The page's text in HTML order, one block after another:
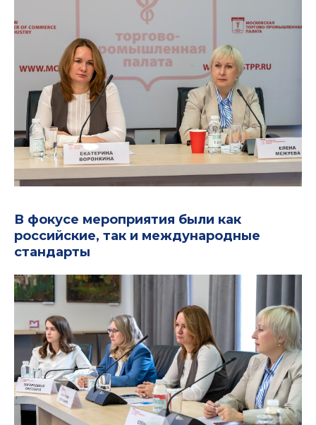
В фокусе мероприятия были как
российские, так и международные
стандарты